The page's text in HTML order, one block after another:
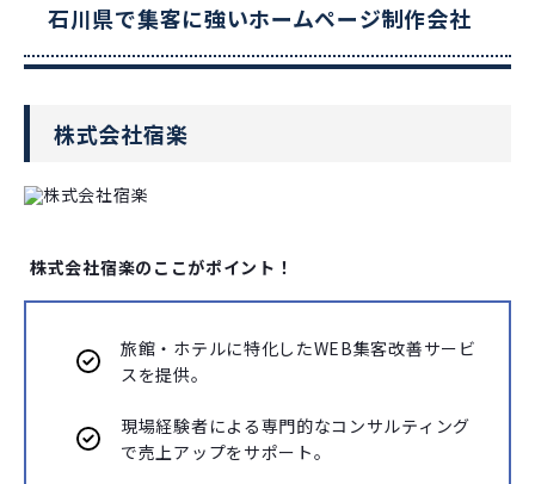
石川県で集客に強いホームページ制作会社
株式会社宿楽
株式会社宿楽のここがポイント！
旅館・ホテルに特化したWEB集客改善サービ
スを提供。
現場経験者による専門的なコンサルティング
で売上アップをサポート。